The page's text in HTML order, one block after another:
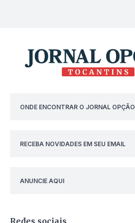
ONDE ENCONTRAR O JORNAL OPÇÃO
RECEBA NOVIDADES EM SEU EMAIL
ANUNCIE AQUI